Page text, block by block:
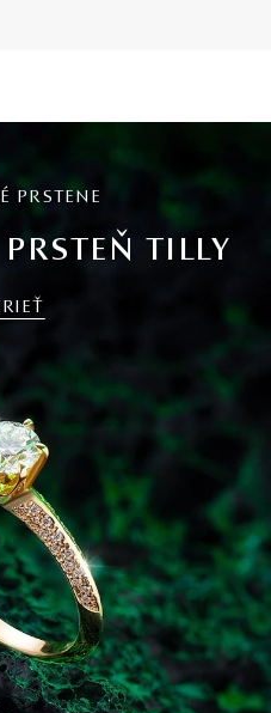
PRSTENE
TILLY